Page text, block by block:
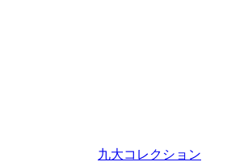
九大コレクション